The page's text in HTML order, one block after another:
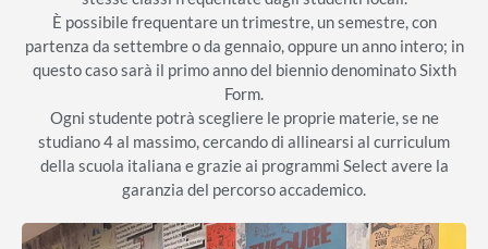
È possibile frequentare un trimestre, un semestre, con
partenza da settembre o da gennaio, oppure un anno intero; in
questo caso sarà il primo anno del biennio denominato Sixth
Form.
Ogni studente potrà scegliere le proprie materie, se ne
studiano 4 al massimo, cercando di allinearsi al curriculum
della scuola italiana e grazie ai programmi Select avere la
garanzia del percorso accademico.